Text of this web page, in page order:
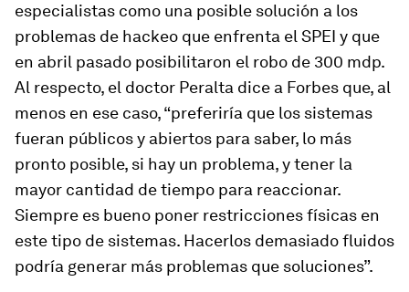
especialistas como una posible solución a los
problemas de hackeo que enfrenta el SPEI y que
en abril pasado posibilitaron el robo de 300 mdp.
Al respecto, el doctor Peralta dice a Forbes que, al
menos en ese caso, “preferiría que los sistemas
fueran públicos y abiertos para saber, lo más
pronto posible, si hay un problema, y tener la
mayor cantidad de tiempo para reaccionar.
Siempre es bueno poner restricciones físicas en
este tipo de sistemas. Hacerlos demasiado fluidos
podría generar más problemas que soluciones”.